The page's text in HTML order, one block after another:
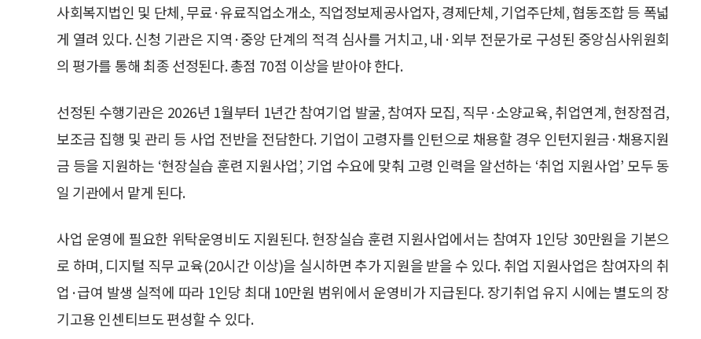
사회복지법인 및 단체, 무료·유료직업소개소, 직업정보제공사업자, 경제단체, 기업주단체, 협동조합 등 폭넓
게 열려 있다. 신청 기관은 지역·중앙 단계의 적격 심사를 거치고, 내·외부 전문가로 구성된 중앙심사위원회
의 평가를 통해 최종 선정된다. 총점 70점 이상을 받아야 한다.
선정된 수행기관은 2026년 1월부터 1년간 참여기업 발굴, 참여자 모집, 직무·소양교육, 취업연계, 현장점검,
보조금 집행 및 관리 등 사업 전반을 전담한다. 기업이 고령자를 인턴으로 채용할 경우 인턴지원금·채용지원
금 등을 지원하는 ‘현장실습 훈련 지원사업’, 기업 수요에 맞춰 고령 인력을 알선하는 ‘취업 지원사업’ 모두 동
일 기관에서 맡게 된다.
사업 운영에 필요한 위탁운영비도 지원된다. 현장실습 훈련 지원사업에서는 참여자 1인당 30만원을 기본으
로 하며, 디지털 직무 교육(20시간 이상)을 실시하면 추가 지원을 받을 수 있다. 취업 지원사업은 참여자의 취
업·급여 발생 실적에 따라 1인당 최대 10만원 범위에서 운영비가 지급된다. 장기취업 유지 시에는 별도의 장
기고용 인센티브도 편성할 수 있다.